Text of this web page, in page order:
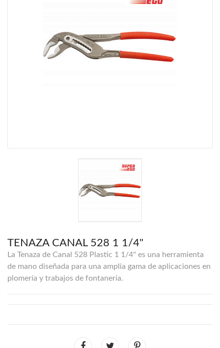
TENAZA CANAL 528 1 1/4"
La Tenaza de Canal 528 Plastic 1 1/4" es una herramienta
de mano diseñada para una amplia gama de aplicaciones en
plomería y trabajos de fontanería.